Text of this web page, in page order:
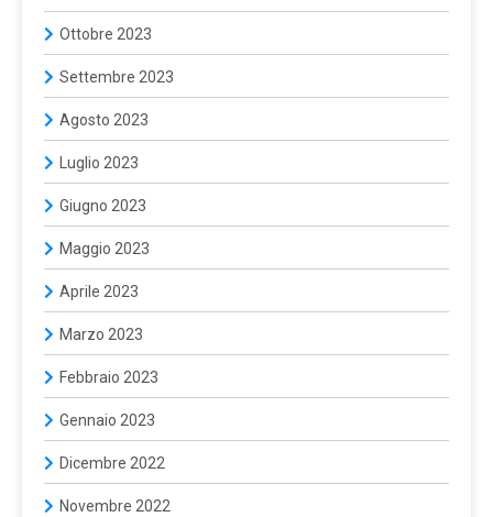
Ottobre 2023
Settembre 2023
Agosto 2023
Luglio 2023
Giugno 2023
Maggio 2023
Aprile 2023
Marzo 2023
Febbraio 2023
Gennaio 2023
Dicembre 2022
Novembre 2022